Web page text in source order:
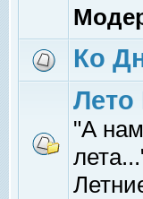
Ко
Лето
"А